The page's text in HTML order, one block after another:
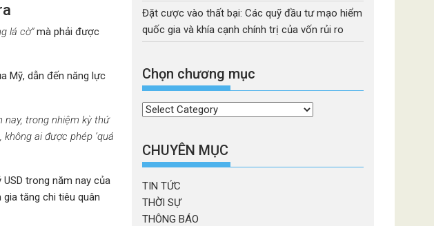
lá cờ”mà phải được
Mỹ, dẫn đến năng lực
nay, trong nhiệm kỳ thứ
ai được phép ‘quá
trong năm nay của
tăng chi tiêu quân
Đặt cược vào thất bại: Các quỹ đầu tư mạo hiểm
quốc gia và khía cạnh chính trị của vốn rủi ro
Chọn chương mục
Chọn
mục
CHUYÊN MỤC
TIN TỨC
THỜI SỰ
THÔNG BÁO